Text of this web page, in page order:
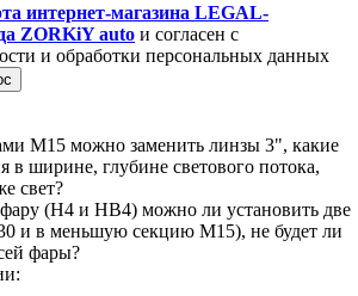
интернет-магазина LEGAL-
ZORKiY auto и согласен с
и обработки персональных данных
М15 можно заменить линзы 3", какие
в ширине, глубине светового потока,
свет?
(Н4 и НВ4) можно ли установить две
и в меньшую секцию М15), не будет ли
фары?